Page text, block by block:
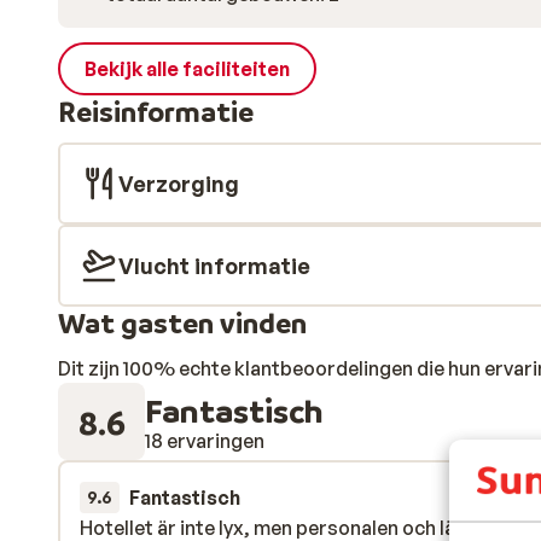
Bekijk alle faciliteiten
Reisinformatie
Verzorging
Vlucht informatie
Wat gasten vinden
Dit zijn 100% echte klantbeoordelingen die hun
8.6 Fantastisch
18 ervaringen
9.6 Fantastisch
1 jul.
Hotellet är inte lyx, men personalen och läget gör
Hotellet är inte lyx, men personalen och läget gör